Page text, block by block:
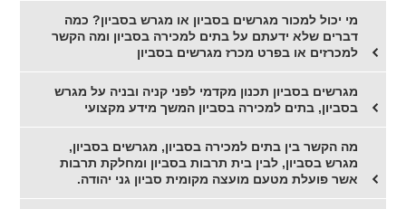
מי יכול למכור מגרשים בסביון או מגרש בסביון? כמה
דברים שלא ידעתם על בתים למכירה בסביון ומה הקשר
למכרזים או בפרט מכרז מגרשים בסביון
מגרשים בסביון תכנון מקדמי לפני קניה ובניה על מגרש
בסביון, בתים למכירה בסביון המשך מידע מקצועי
מה הקשר בין בתים למכירה בסביון, מגרשים בסביון,
מגרש בסביון, לבין בית תרבות בסביון ומחלקת תרבות
אשר פועלת מטעם מועצה מקומית סביון גני יהודה.